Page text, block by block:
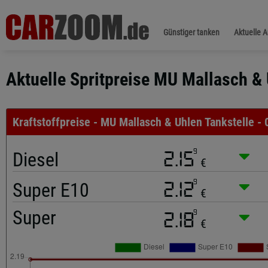
Günstiger tanken Aktuelle
Aktuelle Spritpreise MU Mallasch &
Kraftstoffpreise - MU Mallasch & Uhlen Tankstelle -
Diesel 2.159
€
Super E10 2.129
€
Super 2.189
€